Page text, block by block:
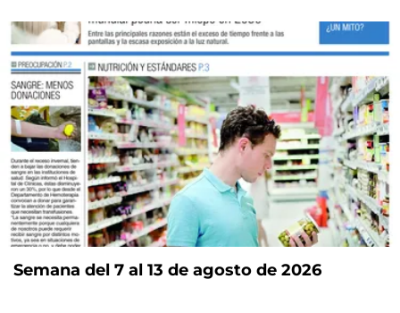
Semana del 7 al 13 de agosto de 2026